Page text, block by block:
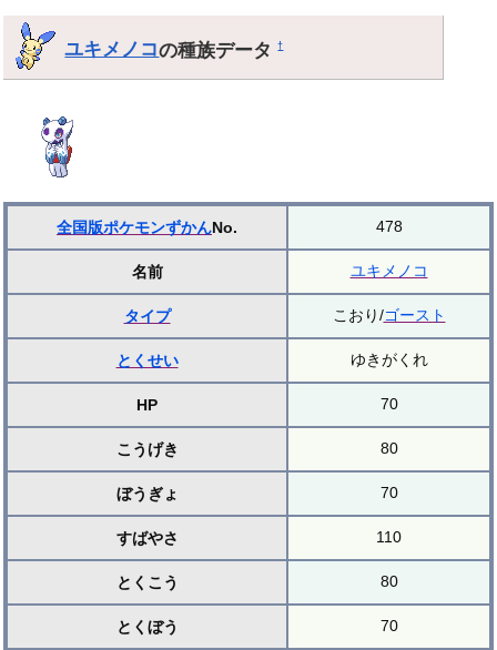
ユキメノコの種族データ†
全国版ポケモンずかんNo. 478
名前 ユキメノコ
タイプ こおり/ゴースト
とくせい ゆきがくれ
HP 70
こうげき 80
ぼうぎょ 70
すばやさ 110
とくこう 80
とくぼう 70